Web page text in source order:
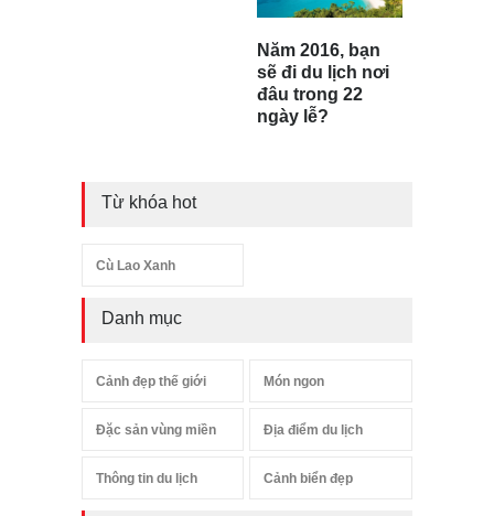
Năm 2016, bạn
sẽ đi du lịch nơi
đâu trong 22
ngày lễ?
Từ khóa hot
Cù Lao Xanh
Danh mục
Cảnh đẹp thế giới Món ngon
Đặc sản vùng miền Địa điểm du lịch
Thông tin du lịch Cảnh biển đẹp